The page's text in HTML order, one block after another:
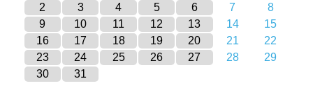
2
3 4 5 6 7
8
9
10 11 12 13 14
15
16
17 18 19 20 21
22
23
24 25 26 27 28
29
30
31